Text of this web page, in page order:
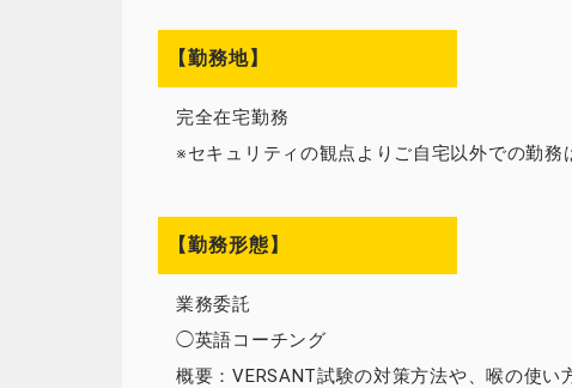
【勤務地】
完全在宅勤務
※セキュリティの観点よりご自宅以外での勤務
【勤務形態】
業務委託
◯英語コーチング
概要：VERSANT試験の対策方法や、喉の使